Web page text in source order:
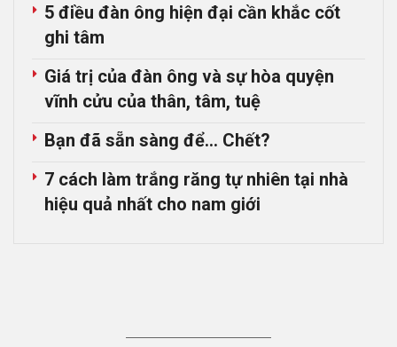
5 điều đàn ông hiện đại cần khắc cốt
ghi tâm
Giá trị của đàn ông và sự hòa quyện
vĩnh cửu của thân, tâm, tuệ
Bạn đã sẵn sàng để… Chết?
7 cách làm trắng răng tự nhiên tại nhà
hiệu quả nhất cho nam giới